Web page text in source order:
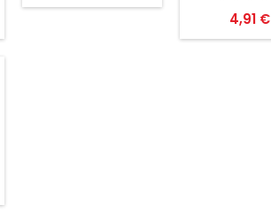
Preis
4,91 €